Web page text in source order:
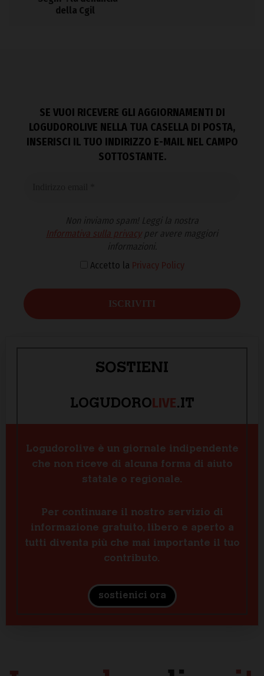
della Cgil
SE VUOI RICEVERE GLI AGGIORNAMENTI DI
LOGUDOROLIVE NELLA TUA CASELLA DI POSTA,
INSERISCI IL TUO INDIRIZZO E-MAIL NEL CAMPO
SOTTOSTANTE.
Non inviamo spam! Leggi la nostra
Informativa sulla privacyper avere maggiori
informazioni.
Accetto la Privacy Policy
SOSTIENI
LOGUDOROLIVE.IT
Logudorolive è un giornale indipendente
che non riceve di alcuna forma di aiuto
statale o regionale.
Per continuare il nostro servizio di
informazione gratuito, libero e aperto a
tutti diventa più che mai importante il tuo
contributo.
sostienici ora